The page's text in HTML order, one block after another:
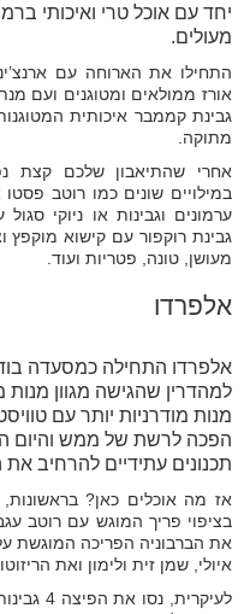
יחד עם אוכל טרי ואיכותי
מעולים.
התחילו את הארוחה עם
אורז ממולאים ומטוגנים ועם
גבינת קממבר איכותית
מתוקה.
אחרי שהתיאבון שלכם קצת
במילויים שונים כמו רוטב פסטו
ערמונים וגבינות או ניוקי
גבינת רוקפור עם קישוא מוקפץ
מעושן, טונה, פטריות ועוד.
אלפרדו
אלפרדו התחילה כמסעדה
למהדרין שהגישה מגוון
מנות מודרניות יותר עם
הפכה לרשת של ממש והיום
תכנונים עתידיים להרחיב
אז מה אוכלים כאן?
בציפוי פריך המוגש עם רוטב
את הברבוניה הפריכה המוגשת
איולי, שמן זית ולימון ואת